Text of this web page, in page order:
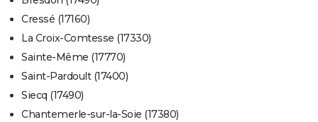
Cressé (17160)
La Croix-Comtesse (17330)
Sainte-Même (17770)
Saint-Pardoult (17400)
Siecq (17490)
Chantemerle-sur-la-Soie (17380)